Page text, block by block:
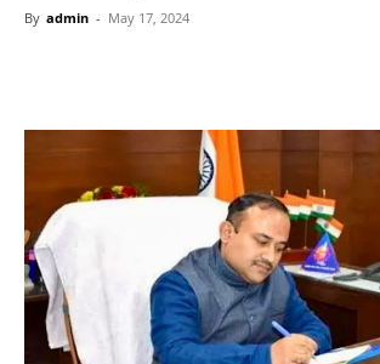
By admin - May 17, 2024